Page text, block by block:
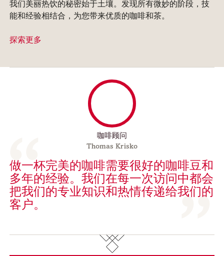
我们美丽热饮的秘密始于土壤。发现所有微妙的阶段，技
能和经验相结合，为您带来优质的咖啡和茶。
探索更多
咖啡顾问
Thomas Krisko
做一杯完美的咖啡需要很好的咖啡豆和
多年的经验。我们在每一次访问中都会
把我们的专业知识和热情传递给我们的
客户。